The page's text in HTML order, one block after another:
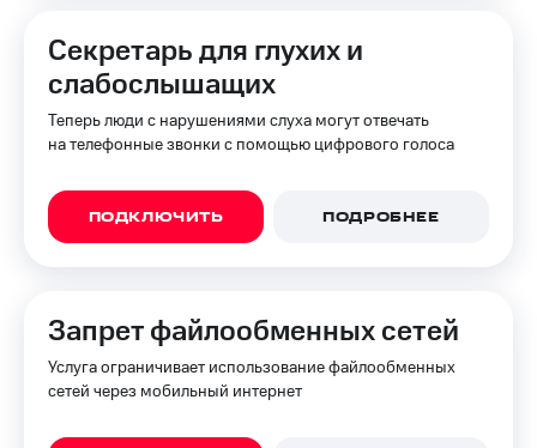
Секретарь для глухих и
слабослышащих
Теперь люди с нарушениями слуха могут отвечать
на телефонные звонки с помощью цифрового голоса
ПОДКЛЮЧИТЬ ПОДРОБНЕЕ
Запрет файлообменных сетей
Услуга ограничивает использование файлообменных
сетей через мобильный интернет